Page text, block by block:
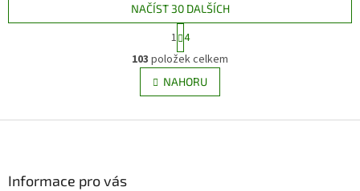
O
v
l
á
NAČÍST 30 DALŠÍCH
S
t
r
á
n
k
v
1 4
103 položek celkem
NAHORU
Informace pro vás